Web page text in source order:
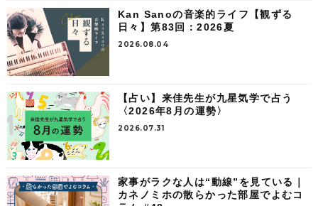
Kan Sanoの音楽的ライフ【観ずる
日々】第83回：2026夏
2026.08.04
【占い】来佳先生が九星気学で占う
〈2026年8月の運勢〉
2026.07.31
家事がラクな人は“動線”を見ている｜
カネノミホの散らかった部屋でよむコ